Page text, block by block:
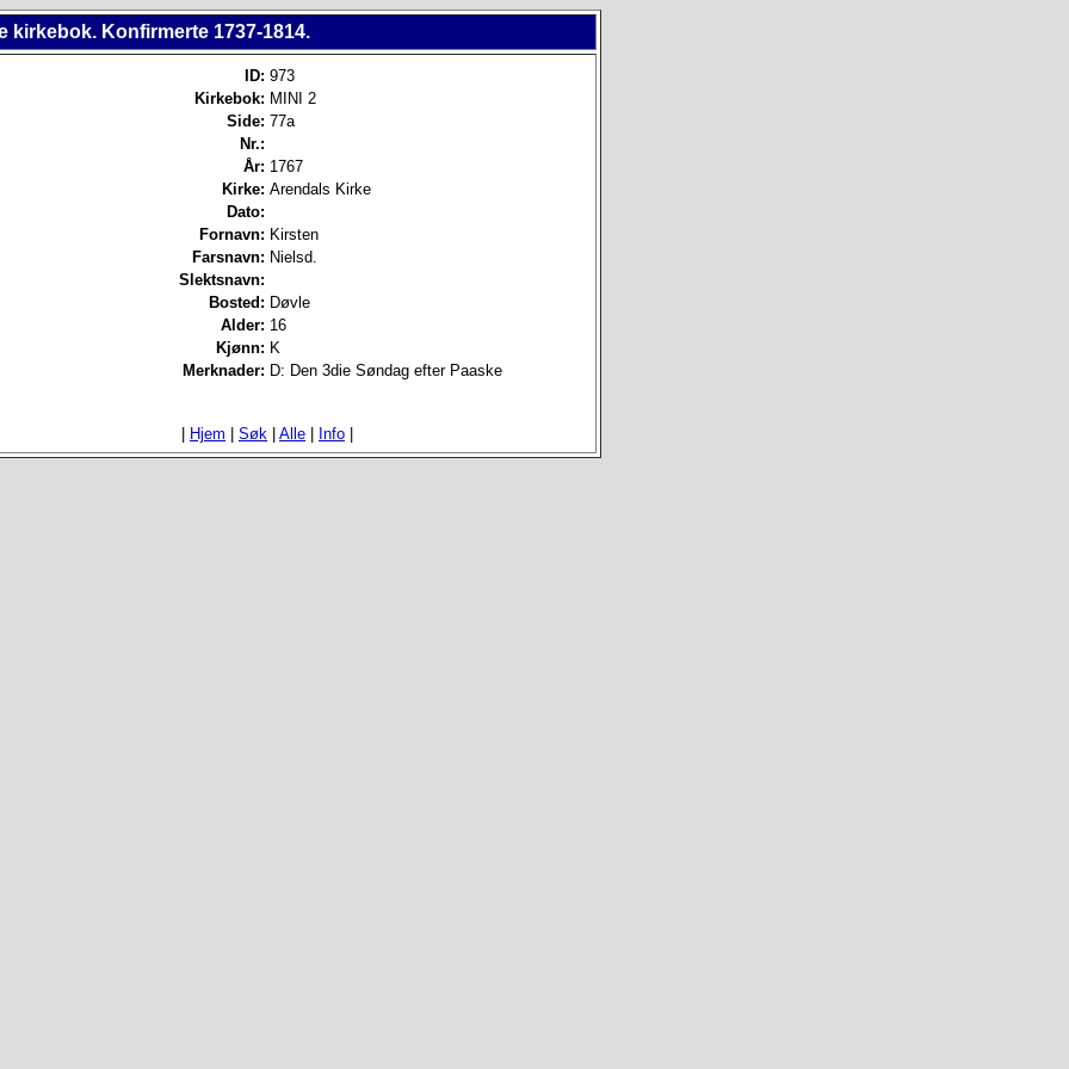
kirkebok. Konfirmerte 1737-1814.
ID: 973
Kirkebok: MINI 2
Side: 77a
Nr.:
År: 1767
Kirke: Arendals Kirke
Dato:
Fornavn: Kirsten
Farsnavn: Nielsd.
Slektsnavn:
Bosted: Døvle
Alder: 16
Kjønn: K
Merknader: D: Den 3die Søndag efter Paaske
Hjem Søk Alle Info